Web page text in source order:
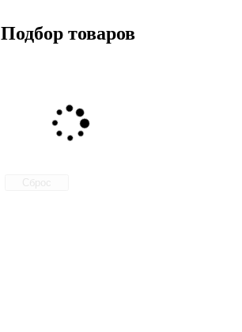
Подбор товаров